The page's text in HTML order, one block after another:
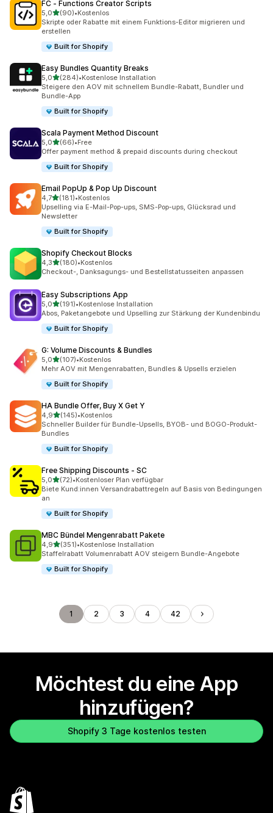
FC ‑ Functions Creator Scripts
5,0von 5 Sternen
(90)
90 Rezensionen insgesamt
•Kostenlos
Skripte oder Rabatte mit einem Funktions-Editor migrieren und
erstellen
Built for Shopify
Easy Bundles Quantity Breaks
5,0von 5 Sternen
(284)
284 Rezensionen insgesamt
•Kostenlose Installation
Steigere den AOV mit schnellem Bundle-Rabatt, Bundler und
Bundle-App
Built for Shopify
Scala Payment Method Discount
5,0von 5 Sternen
(66)
66 Rezensionen insgesamt
•Free
Offer payment method & prepaid discounts during checkout
Built for Shopify
Email PopUp & Pop Up Discount
4,7von 5 Sternen
(181)
181 Rezensionen insgesamt
•Kostenlos
Upselling via E-Mail-Pop-ups, SMS-Pop-ups, Glücksrad und
Newsletter
Built for Shopify
Shopify Checkout Blocks
4,3von 5 Sternen
(180)
180 Rezensionen insgesamt
•Kostenlos
Checkout-, Danksagungs- und Bestellstatusseiten anpassen
Easy Subscriptions App
5,0von 5 Sternen
(191)
191 Rezensionen insgesamt
•Kostenlose Installation
Abos, Paketangebote und Upselling zur Stärkung der Kundenbindu
Built for Shopify
G: Volume Discounts & Bundles
5,0von 5 Sternen
(107)
107 Rezensionen insgesamt
•Kostenlos
Mehr AOV mit Mengenrabatten, Bundles & Upsells erzielen
Built for Shopify
HA Bundle Offer, Buy X Get Y
4,9von 5 Sternen
(145)
145 Rezensionen insgesamt
•Kostenlos
Schneller Builder für Bundle-Upsells, BYOB- und BOGO-Produkt-
Bundles
Built for Shopify
Free Shipping Discounts ‑ SC
5,0von 5 Sternen
(72)
72 Rezensionen insgesamt
•Kostenloser Plan verfügbar
Biete Kund:innen Versandrabattregeln auf Basis von Bedingungen
an
Built for Shopify
MBC Bündel Mengenrabatt Pakete
4,9von 5 Sternen
(351)
351 Rezensionen insgesamt
•Kostenlose Installation
Staffelrabatt Volumenrabatt AOV steigern Bundle-Angebote
Built for Shopify
1 2 3 4 42
Möchtest du eine App
hinzufügen?
Shopify 3 Tage kostenlos testen